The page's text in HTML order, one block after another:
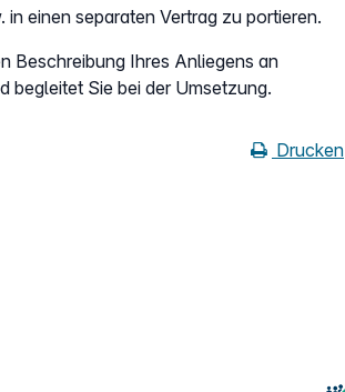
einen separaten Vertrag zu portieren.
Beschreibung Ihres Anliegens an
begleitet Sie bei der Umsetzung.
Drucken